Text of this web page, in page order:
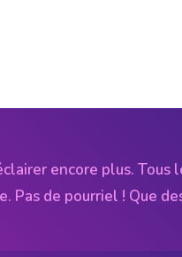
encore plus. Tous
Pas de pourriel ! Que